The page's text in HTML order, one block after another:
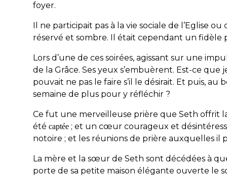
foyer.
Il ne participait pas à la vie sociale de l’Eglise
réservé et sombre. Il était cependant un fidèle
Lors d’une de ces soirées, agissant sur une
de la Grâce. Ses yeux s’embuèrent. Est-ce
pouvait ne pas le faire s’il le désirait. Et puis,
semaine de plus pour y réfléchir ?
Ce fut une merveilleuse prière que Seth offrit
été captée; et un cœur courageux et
notoire ; et les réunions de prière auxquelles
La mère et la sœur de Seth sont décédées à
porte de sa petite maison élégante ouverte le